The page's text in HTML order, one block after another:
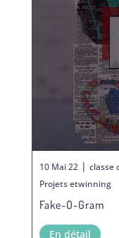
10 Mai 22| classe
Projets etwinning
Fake-O-Gram
En détail